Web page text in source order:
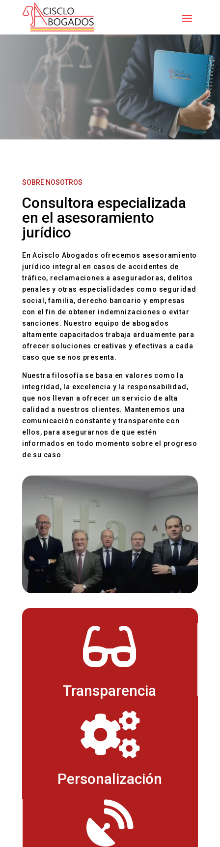
SOBRE NOSOTROS
Consultora especializada
en el asesoramiento
jurídico
En Acisclo Abogados ofrecemos asesoramiento
jurídico integral en casos de accidentes de
tráfico, reclamaciones a aseguradoras, delitos
penales y otras especialidades como seguridad
social, familia, derecho bancario y empresas
con el fin de obtener indemnizaciones o evitar
sanciones. Nuestro equipo de abogados
altamente capacitados trabaja arduamente para
ofrecer soluciones creativas y efectivas a cada
caso que se nos presenta.
Nuestra filosofía se basa en valores como la
integridad, la excelencia y la responsabilidad,
que nos llevan a ofrecer un servicio de alta
calidad a nuestros clientes. Mantenemos una
comunicación constante y transparente con
ellos, para asegurarnos de que estén
informados en todo momento sobre el progreso
de su caso.

Transparencia

Personalización
